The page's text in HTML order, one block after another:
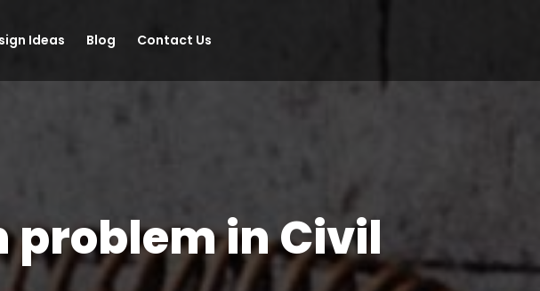
Ideas Blog Contact Us
problem in Civil